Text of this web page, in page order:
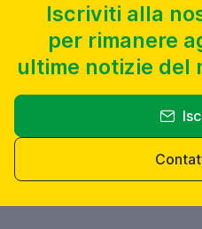
Iscriviti alla
per rimanere
ultime notizie del